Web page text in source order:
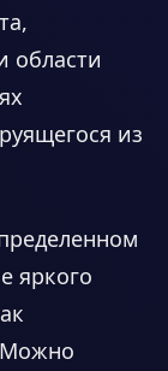
области
из
яркого
Можно